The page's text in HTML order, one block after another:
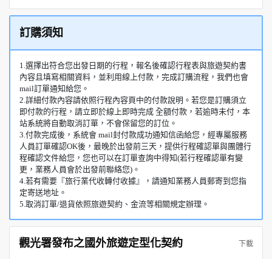
訂購須知
1.選擇出符合您出發日期的行程，報名後確認行程表與旅遊契約書
內容且填寫相關資料，並利用線上付款，完成訂購流程，我們也會
mail訂單通知給您。
2.詳細付款內容請依照行程內容頁中的付款說明。若您是訂購須立
即付款的行程，請立即於線上即時完成 全額付款，若逾時未付，本
站系統將自動取消訂單，不會保留您的訂位。
3.付款完成後，系統會 mail封付款成功通知信函給您，經專屬服務
人員訂單確認OK後，最晚於出發前三天，提供行程確認單與團體行
程確認文件給您，您也可以在訂單查詢中得知(若行程確認單有變
更，業務人員會於出發前聯絡您)。
4.若有需要『旅行業代收轉付收據』，請通知業務人員郵寄到您指
定寄送地址。
5.取消訂單/退貨依照旅遊契約、金流等相關規定辦理。
觀光署發布之國外旅遊定型化契約 下載